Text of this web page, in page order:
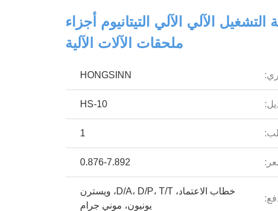
التشغيل الآلي الآلي التيتانيوم أجزاء
ملحقات الآلات الآلية
HONGSINN
HS-10
1
0.876-7.892
خطاب الاعتماد، D/A، D/P، T/T، ويسترن
يونيون، موني جرام